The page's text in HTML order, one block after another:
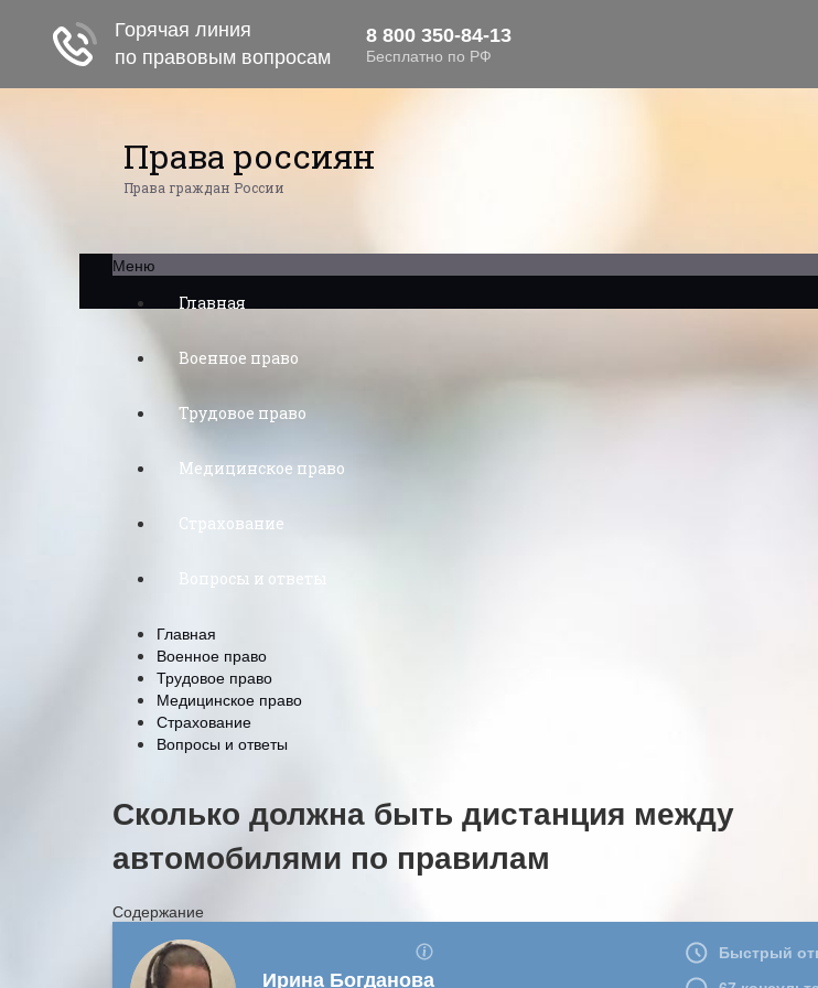
Права россиян
Права граждан России
Меню
Главная
Военное право
Трудовое право
Медицинское право
Страхование
Вопросы и ответы
Главная
Военное право
Трудовое право
Медицинское право
Страхование
Вопросы и ответы
Сколько должна быть дистанция между
автомобилями по правилам
Содержание